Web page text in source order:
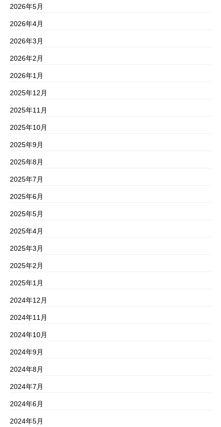
2026年5月
2026年4月
2026年3月
2026年2月
2026年1月
2025年12月
2025年11月
2025年10月
2025年9月
2025年8月
2025年7月
2025年6月
2025年5月
2025年4月
2025年3月
2025年2月
2025年1月
2024年12月
2024年11月
2024年10月
2024年9月
2024年8月
2024年7月
2024年6月
2024年5月